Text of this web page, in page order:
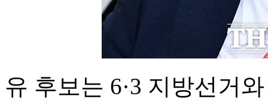
유 후보는 6·3 지방선거